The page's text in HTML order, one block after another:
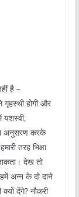
है –
गृहस्थी होगी और
यशस्वी,
अनुसरण करके
तरह भिक्षा
देख तो
अन्न के दो दाने
देंगे? नौकरी